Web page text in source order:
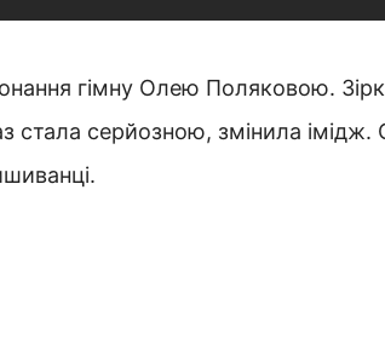
гімну Олею Поляковою.
стала серйозною, змінила